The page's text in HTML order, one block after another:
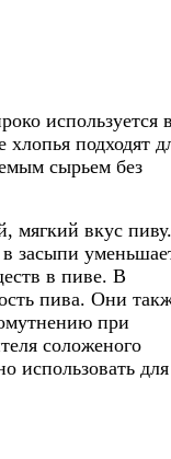
используется
подходят
сырьем без
мягкий вкус пиву.
засыпи
в пиве. В
пива. Они
при
соложеного
использовать для